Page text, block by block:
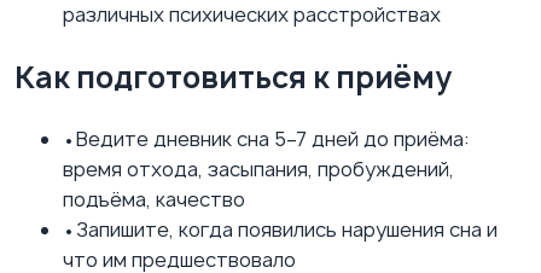
различных психических расстройствах
Как подготовиться к приёму
•Ведите дневник сна 5–7 дней до приёма:
время отхода, засыпания, пробуждений,
подъёма, качество
• Запишите, когда появились нарушения сна и
что им предшествовало